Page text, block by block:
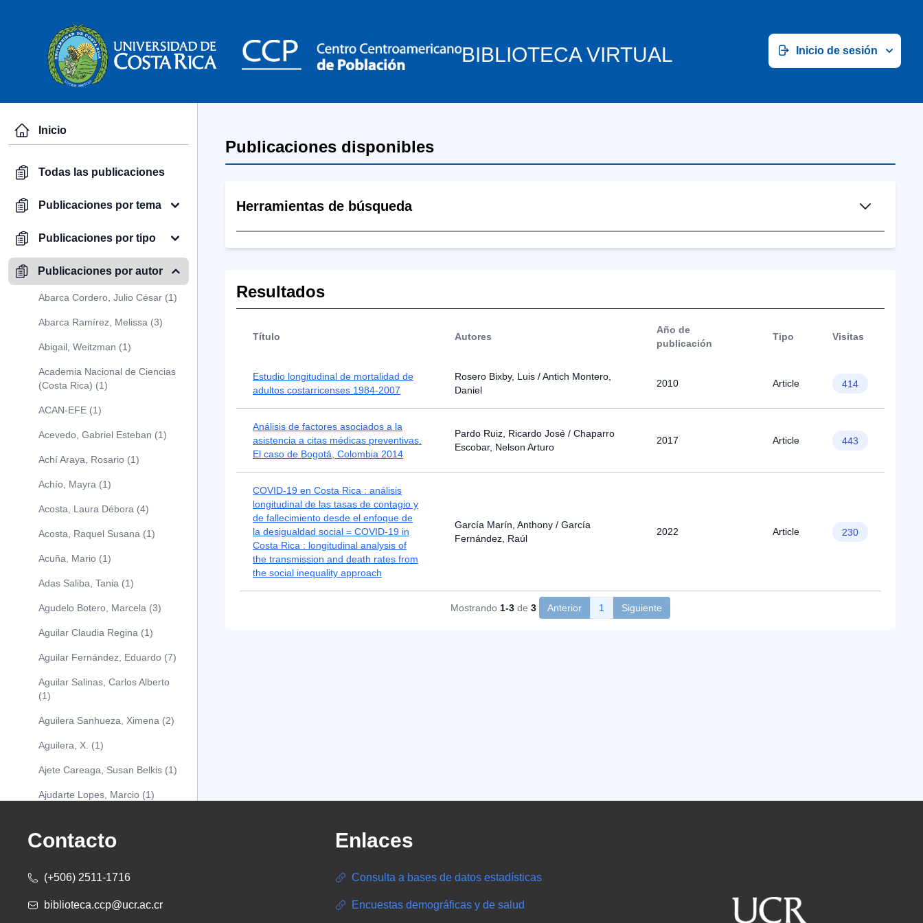
BIBLIOTECA VIRTUAL Inicio de sesión
Inicio
Todas las publicaciones
Publicaciones por tema
Publicaciones por tipo
Publicaciones por autor
Abarca Cordero, Julio César (1)
Abarca Ramírez, Melissa (3)
Abigail, Weitzman (1)
Academia Nacional de Ciencias
(Costa Rica) (1)
ACAN-EFE (1)
Acevedo, Gabriel Esteban (1)
Achí Araya, Rosario (1)
Achío, Mayra (1)
Acosta, Laura Débora (4)
Acosta, Raquel Susana (1)
Acuña, Mario (1)
Adas Saliba, Tania (1)
Agudelo Botero, Marcela (3)
Aguilar Claudia Regina (1)
Aguilar Fernández, Eduardo (7)
Aguilar Salinas, Carlos Alberto
(1)
Aguilera Sanhueza, Ximena (2)
Aguilera, X. (1)
Ajete Careaga, Susan Belkis (1)
Ajudarte Lopes, Marcio (1)
(1)
Albareda Tiana (1)
Alcócer Alfaro, Diana (1)
Publicaciones disponibles
Herramientas de búsqueda
Resultados
Título Autores
Año de
publicación
Tipo Visitas
Estudio longitudinal de mortalidad de
adultos costarricenses 1984-2007
Rosero Bixby, Luis / Antich Montero,
Daniel
2010 Article 414
Análisis de factores asociados a la
asistencia a citas médicas preventivas.
El caso de Bogotá, Colombia 2014
Pardo Ruiz, Ricardo José / Chaparro
Escobar, Nelson Arturo
2017 Article 443
COVID-19 en Costa Rica : análisis
longitudinal de las tasas de contagio y
de fallecimiento desde el enfoque de
la desigualdad social = COVID-19 in
Costa Rica : longitudinal analysis of
the transmission and death rates from
the social inequality approach
García Marín, Anthony / García
Fernández, Raúl
2022 Article 230
Mostrando 1-3 de 3 Anterior 1 Siguiente
Contacto
(+506) 2511-1716
biblioteca.ccp@ucr.ac.cr
Enlaces
Consulta a bases de datos estadísticas
Encuestas demográficas y de salud